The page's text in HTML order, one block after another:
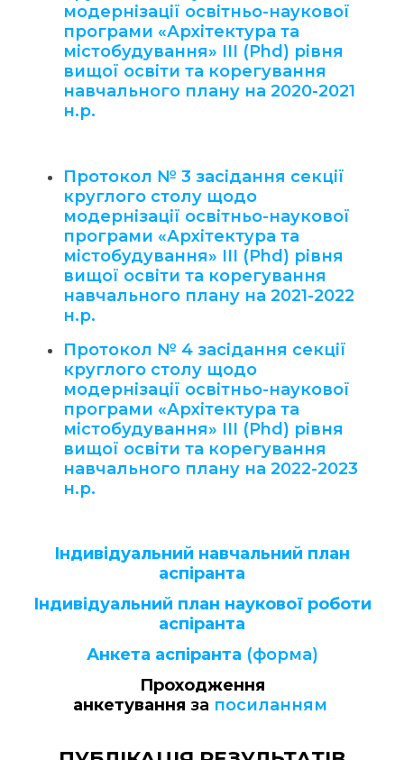
модернізації освітньо-наукової
програми «Архітектура та
містобудування» ІІІ (Phd) рівня
вищої освіти та корегування
навчального плану на 2020-2021
н.р.
Протокол № 3 засідання секції
круглого столу щодо
модернізації освітньо-наукової
програми «Архітектура та
містобудування» ІІІ (Phd) рівня
вищої освіти та корегування
навчального плану на 2021-2022
н.р.
Протокол № 4 засідання секції
круглого столу щодо
модернізації освітньо-наукової
програми «Архітектура та
містобудування» ІІІ (Phd) рівня
вищої освіти та корегування
навчального плану на 2022-2023
н.р.
Індивідуальний навчальний план
аспіранта
Індивідуальний план наукової роботи
аспіранта
Анкета аспіранта (форма)
Проходження
анкетування за посиланням